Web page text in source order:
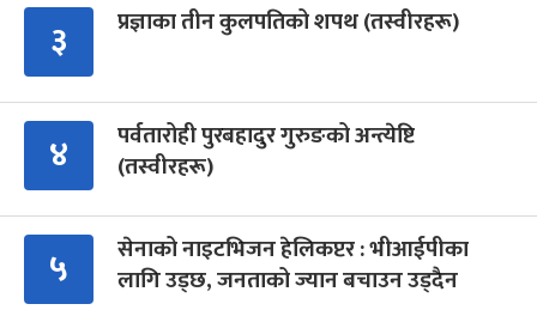
३ प्रज्ञाका तीन कुलपतिको शपथ (तस्वीरहरू)
४
पर्वतारोही पुरबहादुर गुरुङको अन्त्येष्टि
(तस्वीरहरू)
५
सेनाको नाइटभिजन हेलिकप्टर : भीआईपीका
लागि उड्छ, जनताको ज्यान बचाउन उड्दैन